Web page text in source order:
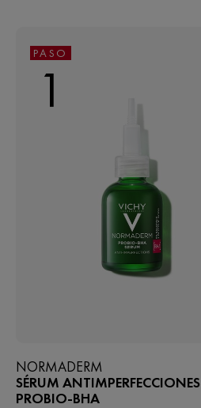
PASO
1
NORMADERM
SÉRUM ANTIMPERFECCIONES
PROBIO-BHA